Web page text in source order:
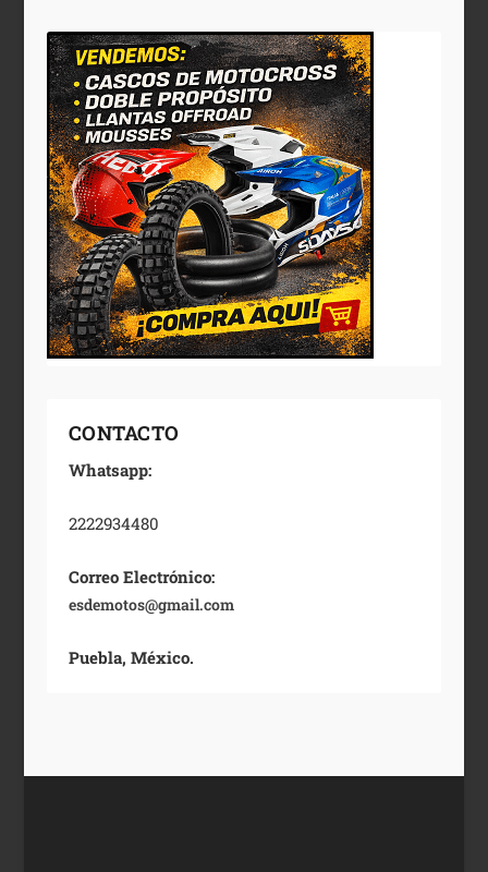
CONTACTO
Whatsapp:
2222934480
Correo Electrónico:
esdemotos@gmail.com
Puebla, México.